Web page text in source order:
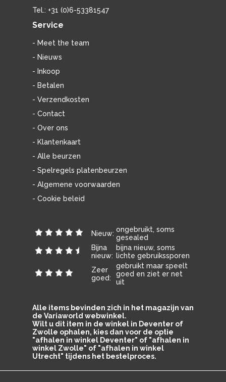
Tel.: +31 (0)6-53381547
Service
- Meet the team
- Nieuws
- Inkoop
- Betalen
- Verzendkosten
- Contact
- Over ons
- Klantenkaart
- Alle beurzen
- Spelregels platenbeurzen
- Algemene voorwaarden
- Cookie beleid
Nieuw: ongebruikt, soms
gesealed
Bijna
nieuw:
bijna nieuw, soms
lichte gebruikssporen
Zeer
goed:
gebruikt maar speelt
goed en ziet er net
uit
Alle items bevinden zich in het magazijn van
de Variaworld webwinkel.
Wilt u dit item in de winkel in Deventer of
Zwolle ophalen, kies dan voor de optie
"afhalen in winkel Deventer" of "afhalen in
winkel Zwolle" of "afhalen in winkel
Utrecht" tijdens het bestelproces.